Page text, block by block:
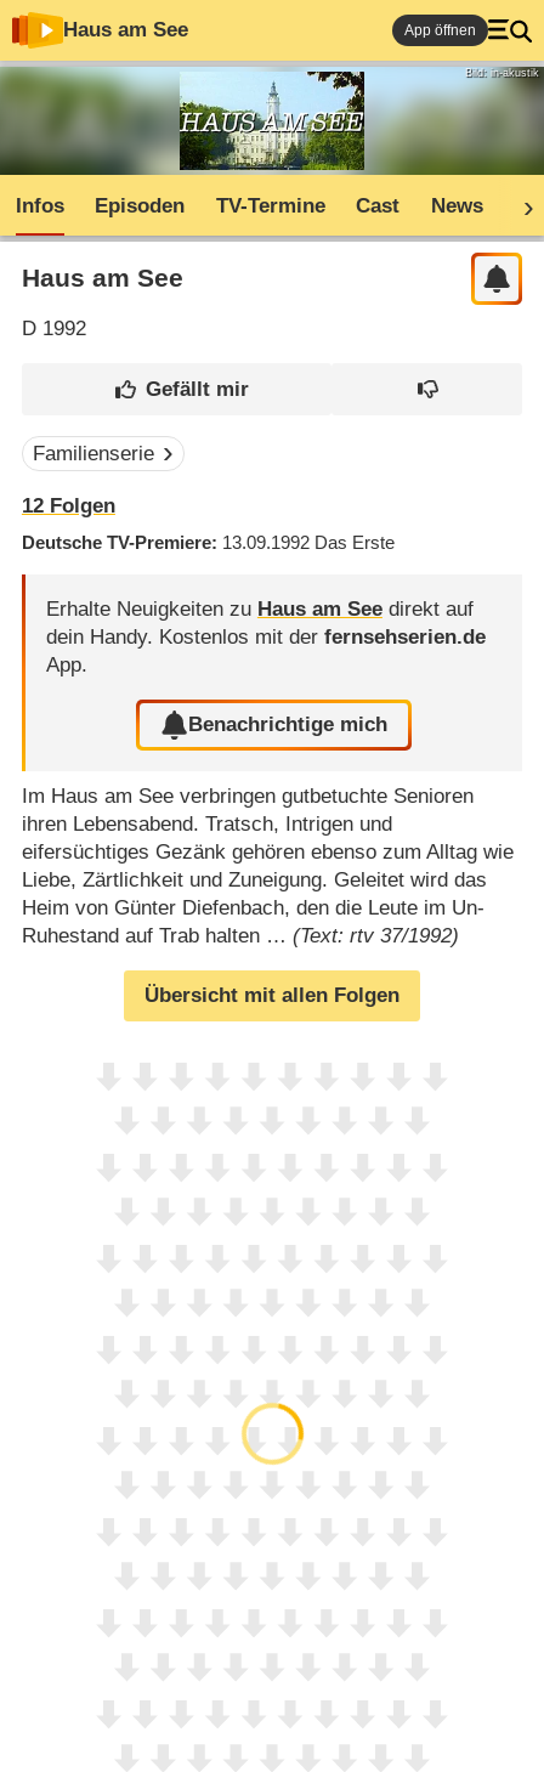
Haus am See App öffnen
Bild: in-akustik
Infos Episoden TV-Termine Cast News
Haus am See
D1992
Familienserie
12Folgen
Deutsche TV-Premiere 13.09.1992 Das Erste
Erhalte Neuigkeiten zu Haus am Seedirekt auf
dein Handy. Kostenlos mit der fernsehserien.de
App.
Benachrichtige mich
Im Haus am See verbringen gutbetuchte Senioren
ihren Lebensabend. Tratsch, Intrigen und
eifersüchtiges Gezänk gehören ebenso zum Alltag wie
Liebe, Zärtlichkeit und Zuneigung. Geleitet wird das
Heim von Günter Diefenbach, den die Leute im Un-
Ruhestand auf Trab halten … (Text: rtv 37/1992)
Übersicht mit allen Folgen